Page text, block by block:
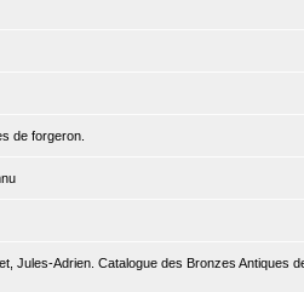
de forgeron.
Jules-Adrien. Catalogue des Bronzes Antiques